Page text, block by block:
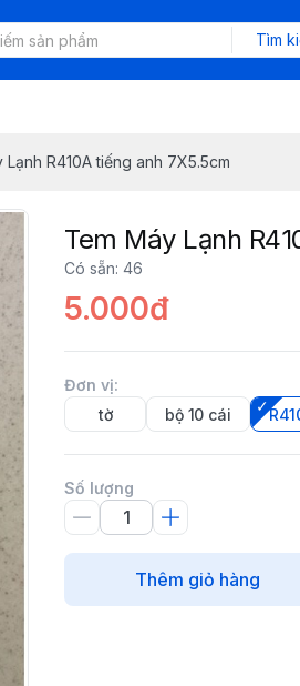
Tìm
Lạnh R410A tiếng anh 7X5.5cm
Tem Máy Lạnh
Có sẵn: 46
5.000đ
Đơn vị:
tờ
bộ 10 cái
Số lượng
Thêm giỏ hàng